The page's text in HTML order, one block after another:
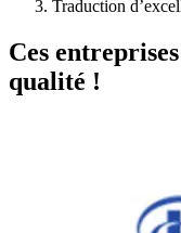
Traduction
Ces
qualité !